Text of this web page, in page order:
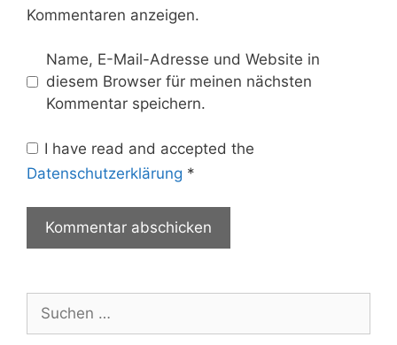
Kommentaren anzeigen.
Name, E-Mail-Adresse und Website in
diesem Browser für meinen nächsten
Kommentar speichern.
I have read and accepted the
Datenschutzerklärung *
Suche
nach: